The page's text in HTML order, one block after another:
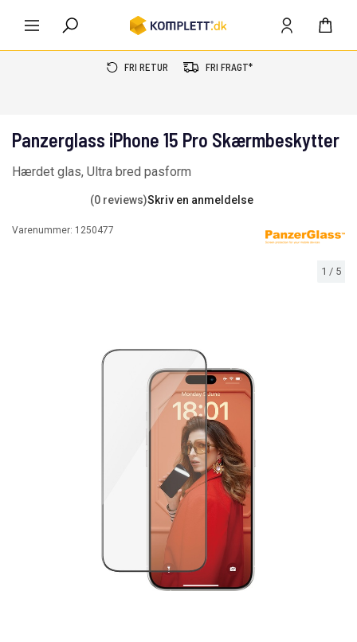
FRI RETUR FRI FRAGT*
1 / 5
Panzerglass iPhone 15 Pro Skærmbeskytter
Hærdet glas, Ultra bred pasform
(0 reviews)Skriv en anmeldelse
Varenummer: 1250477